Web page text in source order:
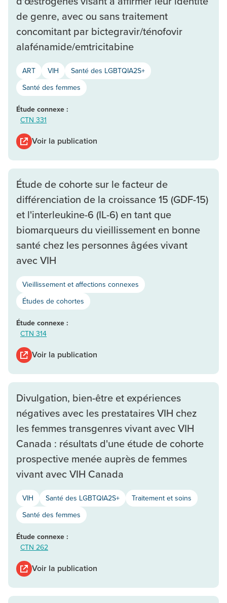
de genre, avec ou sans traitement
concomitant par bictegravir/ténofovir
alafénamide/emtricitabine
ART VIH
Santé des LGBTQIA2S+
Santé des femmes
Étude connexe :
CTN 331
Voir la publication
Étude de cohorte sur le facteur de
différenciation de la croissance 15 (GDF-15)
et l'interleukine-6 (IL-6) en tant que
biomarqueurs du vieillissement en bonne
santé chez les personnes âgées vivant
avec VIH
Vieillissement et affections connexes
Études de cohortes
Étude connexe :
CTN 314
Voir la publication
Divulgation, bien-être et expériences
négatives avec les prestataires VIH chez
les femmes transgenres vivant avec VIH
Canada : résultats d'une étude de cohorte
prospective menée auprès de femmes
vivant avec VIH Canada
VIH Santé des LGBTQIA2S+
Traitement et soins
Santé des femmes
Étude connexe :
CTN 262
Voir la publication